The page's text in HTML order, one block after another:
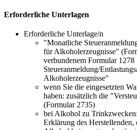
Erforderliche Unterlagen
Erforderliche Unterlage/n
"Monatliche
für Alkoholerzeugnisse"
verbundenem Formular
Steueranmeldung/
Alkoholerzeugnisse"
wenn Sie die eingesetzten
haben: zusätzlich die
(Formular 2735)
bei Alkohol zu
Erklärung des Herstellenden,